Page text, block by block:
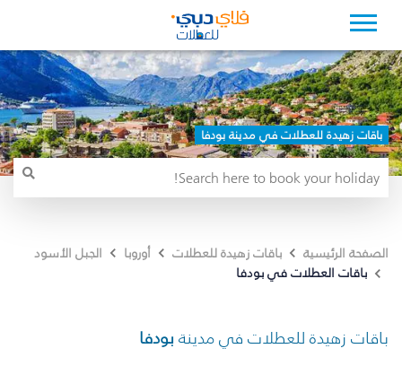
باقات زهيدة للعطلات في مدينة بودفا
الصفحة الرئيسية باقات زهيدة للعطلات أوروبا
الجبل الأسود
باقات العطلات في بودفا
باقات زهيدة للعطلات في مدينة بودفا